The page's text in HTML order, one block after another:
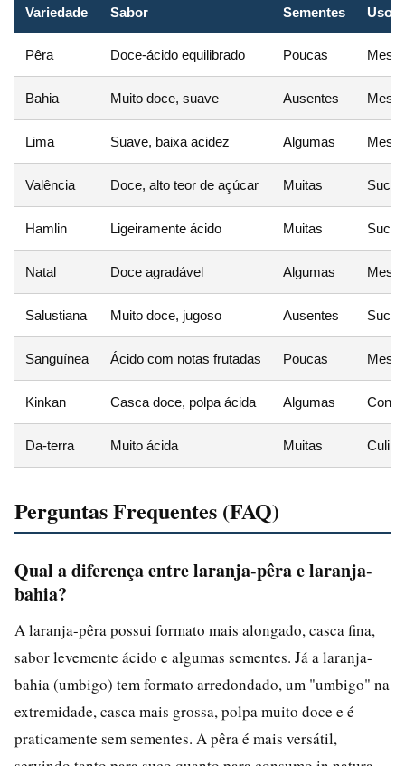
Variedade Sabor Sementes Uso
Pêra Doce-ácido equilibrado Poucas Mesa
Bahia Muito doce, suave Ausentes Mesa
Lima Suave, baixa acidez Algumas Mesa
Valência Doce, alto teor de açúcar Muitas Suco
Hamlin Ligeiramente ácido Muitas Suco
Natal Doce agradável Algumas Mesa
Salustiana Muito doce, jugoso Ausentes Suco
Sanguínea Ácido com notas frutadas Poucas Mesa
Kinkan Casca doce, polpa ácida Algumas
Da-terra Muito ácida Muitas
Perguntas Frequentes (FAQ)
Qual a diferença entre laranja-pêra e laranja-
bahia?
A laranja-pêra possui formato mais alongado, casca fina,
sabor levemente ácido e algumas sementes. Já a laranja-
bahia (umbigo) tem formato arredondado, um "umbigo" na
extremidade, casca mais grossa, polpa muito doce e é
praticamente sem sementes. A pêra é mais versátil,